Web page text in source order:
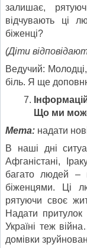
залишає,
відчувають ці
біженці?
(Діти
Ведучий:
біль. Я ще
Що ми
Мета: надати
В наші дні
Афганістані,
багато людей –
біженцями. Ці
рятуючи своє
Надати
Україні теж
домівки